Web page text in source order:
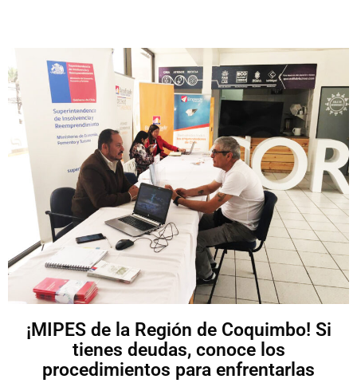
¡MIPES de la Región de Coquimbo! Si
tienes deudas, conoce los
procedimientos para enfrentarlas